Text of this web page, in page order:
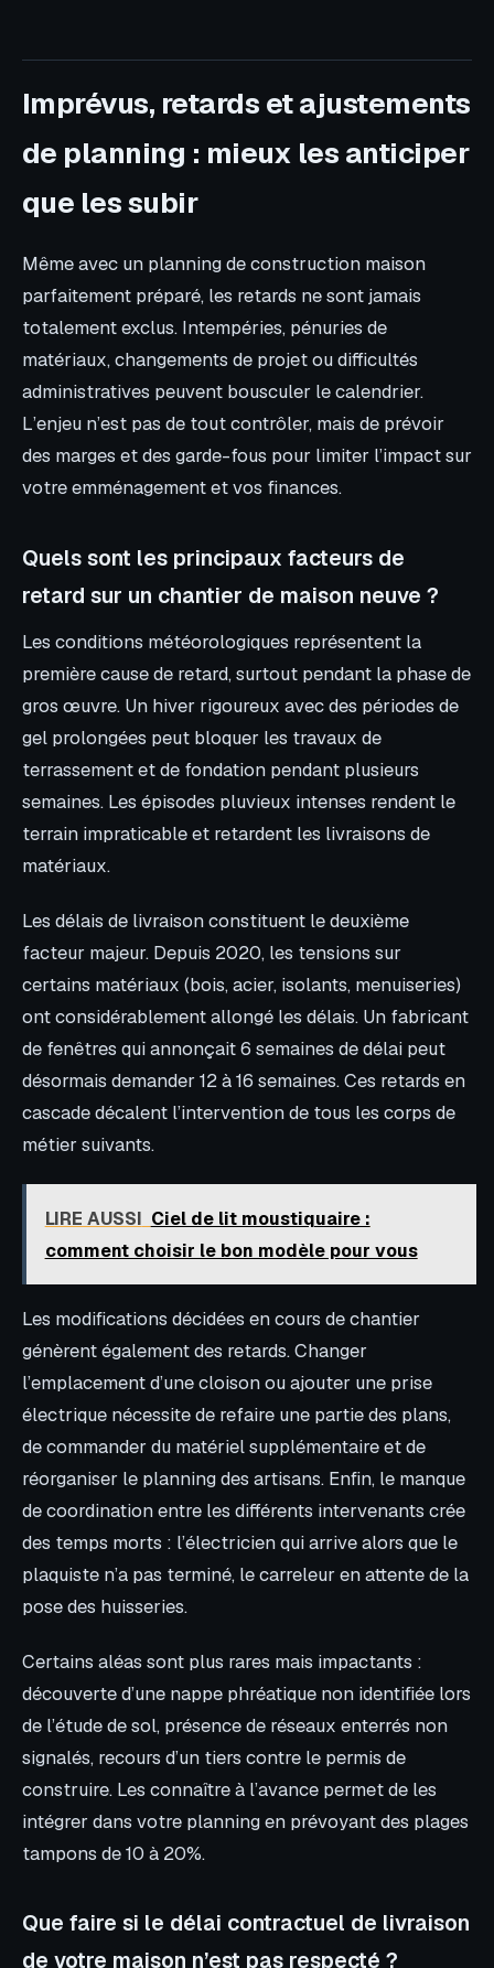
Imprévus, retards et ajustements
de planning : mieux les anticiper
que les subir
Même avec un planning de construction maison
parfaitement préparé, les retards ne sont jamais
totalement exclus. Intempéries, pénuries de
matériaux, changements de projet ou difficultés
administratives peuvent bousculer le calendrier.
L’enjeu n’est pas de tout contrôler, mais de prévoir
des marges et des garde-fous pour limiter l’impact sur
votre emménagement et vos finances.
Quels sont les principaux facteurs de
retard sur un chantier de maison neuve ?
Les conditions météorologiques représentent la
première cause de retard, surtout pendant la phase de
gros œuvre. Un hiver rigoureux avec des périodes de
gel prolongées peut bloquer les travaux de
terrassement et de fondation pendant plusieurs
semaines. Les épisodes pluvieux intenses rendent le
terrain impraticable et retardent les livraisons de
matériaux.
Les délais de livraison constituent le deuxième
facteur majeur. Depuis 2020, les tensions sur
certains matériaux (bois, acier, isolants, menuiseries)
ont considérablement allongé les délais. Un fabricant
de fenêtres qui annonçait 6 semaines de délai peut
désormais demander 12 à 16 semaines. Ces retards en
cascade décalent l’intervention de tous les corps de
métier suivants.
LIRE AUSSI Ciel de lit moustiquaire :
comment choisir le bon modèle pour vous
Les modifications décidées en cours de chantier
génèrent également des retards. Changer
l’emplacement d’une cloison ou ajouter une prise
électrique nécessite de refaire une partie des plans,
de commander du matériel supplémentaire et de
réorganiser le planning des artisans. Enfin, le manque
de coordination entre les différents intervenants crée
des temps morts : l’électricien qui arrive alors que le
plaquiste n’a pas terminé, le carreleur en attente de la
pose des huisseries.
Certains aléas sont plus rares mais impactants :
découverte d’une nappe phréatique non identifiée lors
de l’étude de sol, présence de réseaux enterrés non
signalés, recours d’un tiers contre le permis de
construire. Les connaître à l’avance permet de les
intégrer dans votre planning en prévoyant des plages
tampons de 10 à 20%.
Que faire si le délai contractuel de livraison
de votre maison n’est pas respecté ?